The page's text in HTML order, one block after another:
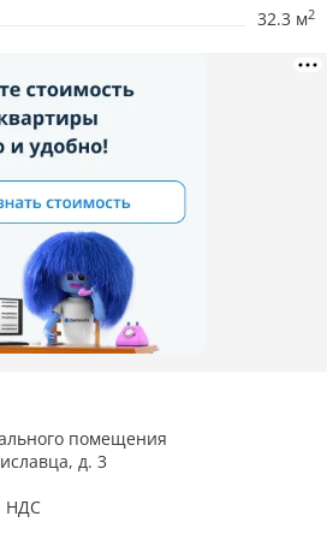
32.3 м2
помещения
д. 3
НДС